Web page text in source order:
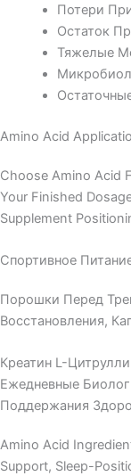
Потери
Остаток
Тяжелые
Amino Acid
Choose Amino Acid
Your Finished
Supplement
Спортивное
Порошки Перед
Восстановления,
Креатин L-
Ежедневные
Поддержания
Amino Acid
Support, Sleep-